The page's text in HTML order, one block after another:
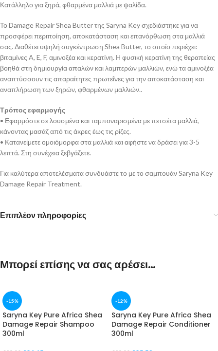
Κατάλληλο για ξηρά, φθαρμένα μαλλιά με ψαλίδα.
Το Damage Repair Shea Butter της Saryna Key σχεδιάστηκε για να
προσφέρει περιποίηση, αποκατάσταση και επανόρθωση στα μαλλιά
σας. Διαθέτει υψηλή συγκέντρωση Shea Butter, το οποίο περιέχει:
βιταμίνες A, E, F, αμινοξέα και κερατίνη. Η φυσική κερατίνη της θεραπείας
βοηθά στη δημιουργία απαλών και λαμπερών μαλλιών, ενώ τα αμινοξέα
αναπτύσσουν τις απαραίτητες πρωτεΐνες για την αποκατάσταση και
αναπλήρωση των ξηρών, φθαρμένων μαλλιών..
Τρόπος εφαρμογής
• Εφαρμόστε σε λουσμένα και ταμποναρισμένα με πετσέτα μαλλιά,
κάνοντας μασάζ από τις άκρες έως τις ρίζες.
• Κατανείμετε ομοιόμορφα στα μαλλιά και αφήστε να δράσει για 3-5
λεπτά. Στη συνέχεια ξεβγάζετε.
Για καλύτερα αποτελέσματα συνδυάστε το με το σαμπουάν Saryna Key
Damage Repair Treatment.
Επιπλέον πληροφορίες
Μπορεί επίσης να σας αρέσει…
-15%
Saryna Key Pure Africa Shea
Damage Repair Shampoo
300ml
-12%
Saryna Key Pure Africa Shea
Damage Repair Conditioner
300ml